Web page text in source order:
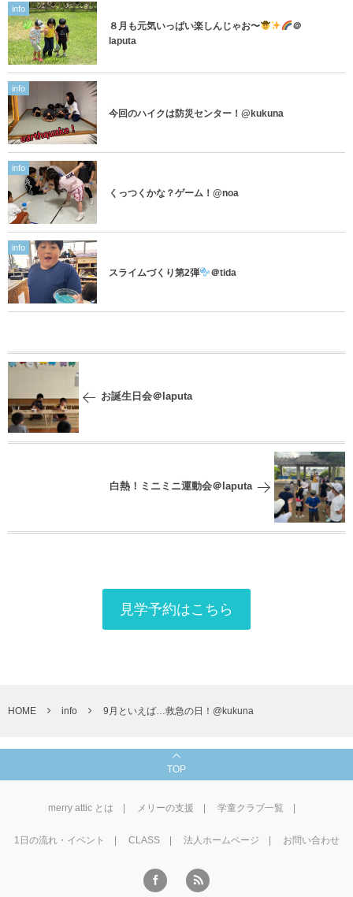
info
８月も元気いっぱい楽しんじゃお〜
＠
laputa
info
今回のハイクは防災センター！@kukuna
info
くっつくかな？ゲーム！@noa
info
スライムづくり第2弾 ＠tida
お誕生日会＠laputa
白熱！ミニミニ運動会＠laputa
見学予約はこちら
HOME info 9月といえば…救急の日！@kukuna
TOP
merry attic とは メリーの支援 学童クラブ一覧
1⽇の流れ・イベント CLASS 法人ホームページ お問い合わせ